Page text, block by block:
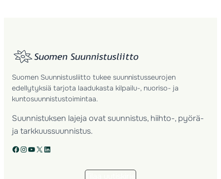
Suomen Suunnistusliitto tukee suunnistusseurojen
edellytyksiä tarjota laadukasta kilpailu-, nuoriso- ja
kuntosuunnistustoimintaa.
Suunnistuksen lajeja ovat suunnistus, hiihto-, pyörä-
ja tarkkuussuunnistus.
Facebook Instagram YouTube X LinkedIn